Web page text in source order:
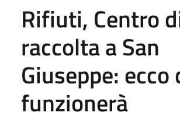
Rifiuti, Centro
raccolta a San
Giuseppe: ecco
funzionerà